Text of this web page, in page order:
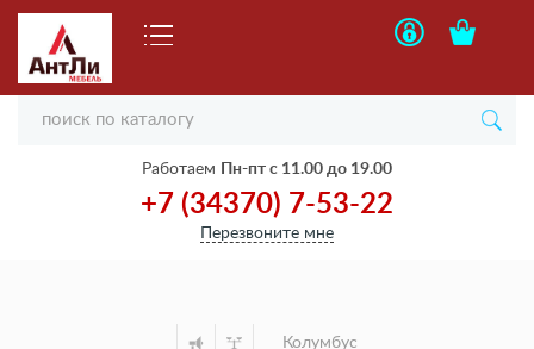
Работаем Пн-пт с 11.00 до 19.00
+7 (34370) 7-53-22
Перезвоните мне
Колумбус